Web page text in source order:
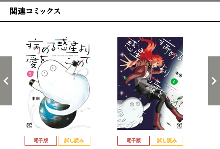
電子版 試し読み 電子版 試し読み